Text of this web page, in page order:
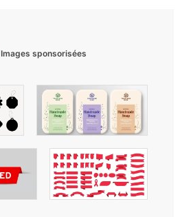
Images sponsorisées